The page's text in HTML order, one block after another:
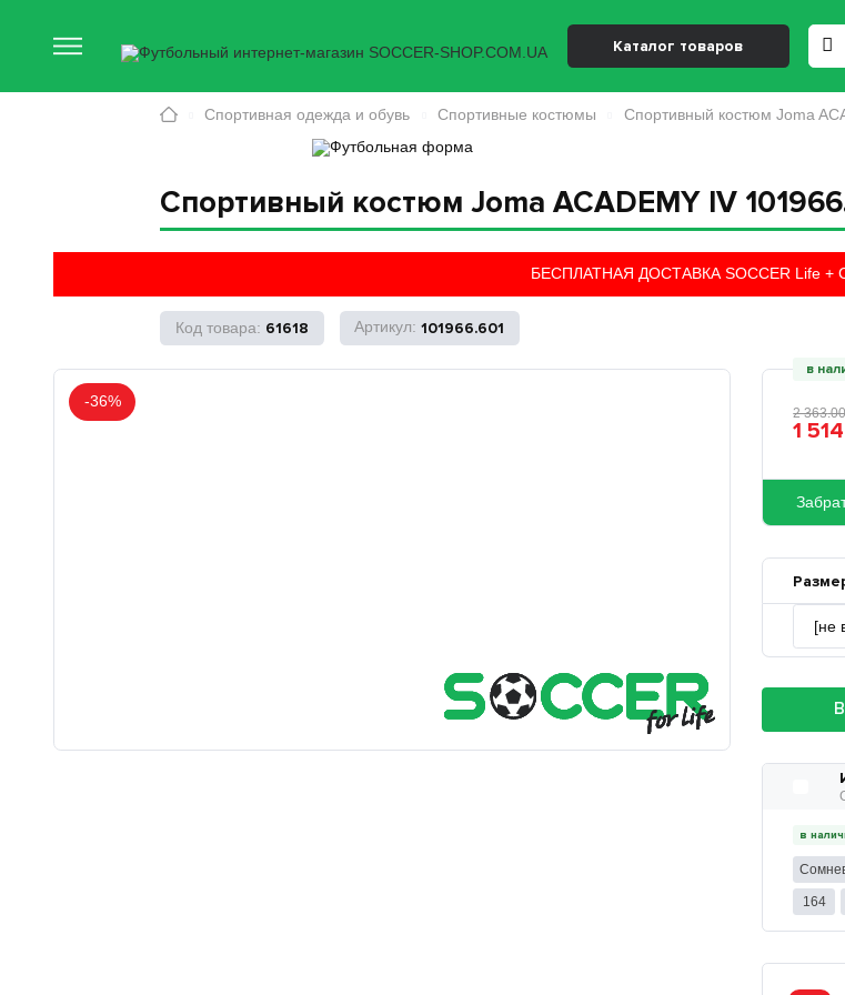
Спортивный костюм Joma ACADEMY IV
БЕСПЛАТНАЯ ДОСТАВКА SOCCER Life +
61618 101966.601
-36%
в
2 363.
1 514
в
164
Каталог товаров
Спортивная одежда и обувь Спортивные костюмы Спортивный костюм Joma